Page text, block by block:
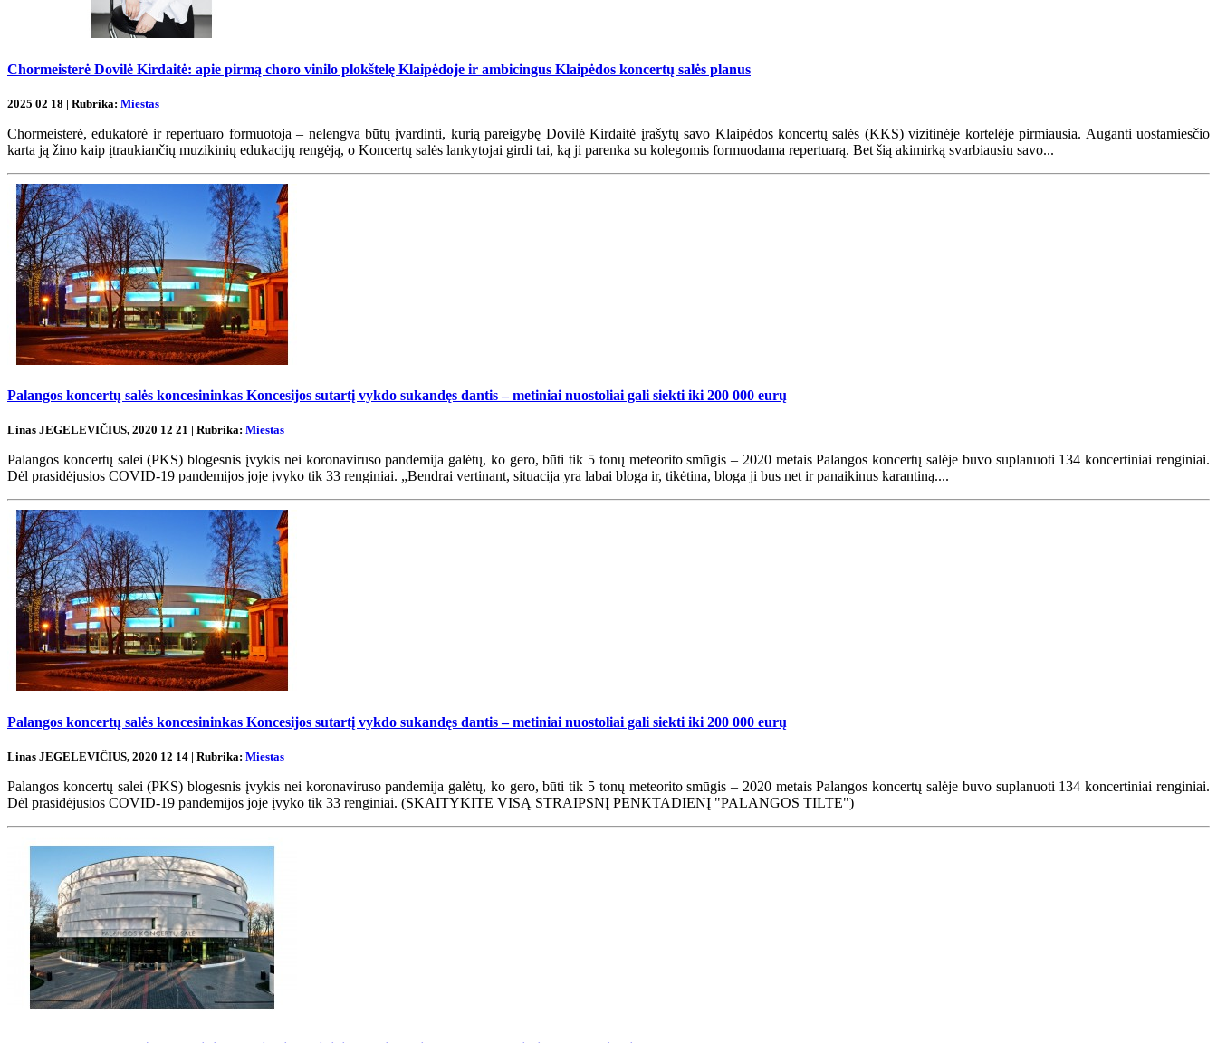
Chormeisterė Dovilė Kirdaitė: apie pirmą choro vinilo plokštelę Klaipėdoje ir ambicingus Klaipėdos koncertų salės planus
2025 02 18 | Rubrika: Miestas
Chormeisterė, edukatorė ir repertuaro formuotoja – nelengva būtų įvardinti, kurią pareigybę Dovilė Kirdaitė įrašytų savo Klaipėdos koncertų salės (KKS) vizitinėje kortelėje pirmiausia. Auganti uostamiesčio
karta ją žino kaip įtraukiančių muzikinių edukacijų rengėją, o Koncertų salės lankytojai girdi tai, ką ji parenka su kolegomis formuodama repertuarą. Bet šią akimirką svarbiausiu savo...
Palangos koncertų salės koncesininkas Koncesijos sutartį vykdo sukandęs dantis – metiniai nuostoliai gali siekti iki 200 000 eurų
Linas JEGELEVIČIUS, 2020 12 21 | Rubrika: Miestas
Palangos koncertų salei (PKS) blogesnis įvykis nei koronaviruso pandemija galėtų, ko gero, būti tik 5 tonų meteorito smūgis – 2020 metais Palangos koncertų salėje buvo suplanuoti 134 koncertiniai renginiai.
Dėl prasidėjusios COVID-19 pandemijos joje įvyko tik 33 renginiai. „Bendrai vertinant, situacija yra labai bloga ir, tikėtina, bloga ji bus net ir panaikinus karantiną....
Palangos koncertų salės koncesininkas Koncesijos sutartį vykdo sukandęs dantis – metiniai nuostoliai gali siekti iki 200 000 eurų
Linas JEGELEVIČIUS, 2020 12 14 | Rubrika: Miestas
Palangos koncertų salei (PKS) blogesnis įvykis nei koronaviruso pandemija galėtų, ko gero, būti tik 5 tonų meteorito smūgis – 2020 metais Palangos koncertų salėje buvo suplanuoti 134 koncertiniai renginiai.
Dėl prasidėjusios COVID-19 pandemijos joje įvyko tik 33 renginiai. (SKAITYKITE VISĄ STRAIPSNĮ PENKTADIENĮ "PALANGOS TILTE")